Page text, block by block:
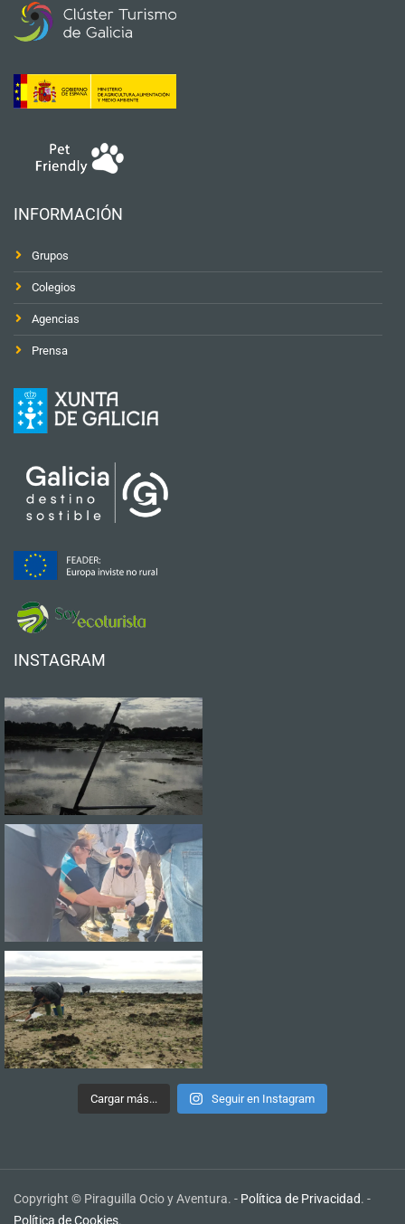
INFORMACIÓN
Grupos
Colegios
Agencias
Prensa
INSTAGRAM
Cargar más... Seguir en Instagram
Copyright © Piraguilla Ocio y Aventura. - Política de Privacidad. -
Política de Cookies.